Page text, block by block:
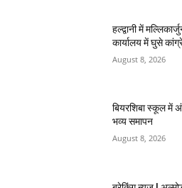
हल्द्वानी में
कार्यालय में घुसे
August 8, 2026
बियरशिबा स्कूल में
भव्य समापन
August 8, 2026